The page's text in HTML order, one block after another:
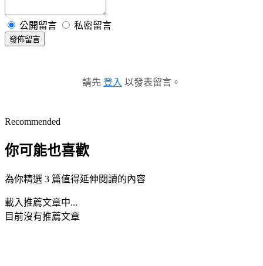
公開留言 私密留言
發佈留言
請先 登入 以發表留言。
Recommended
你可能也喜歡
為你精選 3 篇值得延伸閱讀的內容
載入推薦文章中...
目前沒有推薦文章